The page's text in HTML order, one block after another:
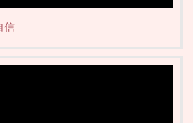
信